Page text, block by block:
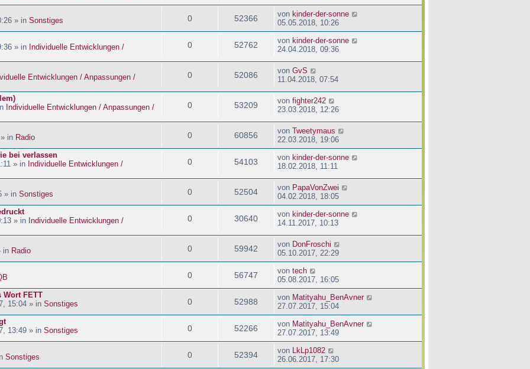
» in Sonstiges 0 52366 von kinder-der-sonne
05.05.2018, 10:26
» in Individuelle Entwicklungen /
0 52762 von kinder-der-sonne
24.04.2018, 09:36
Entwicklungen / Anpassungen /
0 52086 von GvS
11.04.2018, 07:54
Individuelle Entwicklungen / Anpassungen /
0 53209 von fighter242
23.03.2018, 12:26
in Radio 0 60856 von Tweetymaus
22.03.2018, 19:06
bei verlassen
» in Individuelle Entwicklungen /
0 54103 von kinder-der-sonne
18.02.2018, 11:11
» in Sonstiges 0 52504 von PapaVonZwei
04.02.2018, 18:05
» in Individuelle Entwicklungen /
0 30640 von kinder-der-sonne
14.11.2017, 10:13
in Radio 0 59942 von DonFroschi
05.10.2017, 22:29
0 56747 von tech
05.08.2017, 16:05
Wort FETT
15:04 » in Sonstiges 0 52988 von Matityahu_BenAvner
27.07.2017, 15:04
13:49 » in Sonstiges 0 52266 von Matityahu_BenAvner
27.07.2017, 13:49
Sonstiges 0 52394 von
LkLp1082
26.06.2017, 17:30